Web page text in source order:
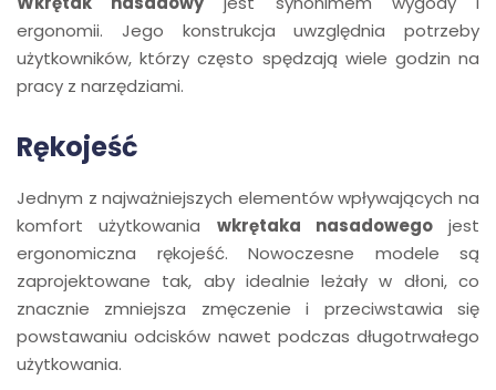
ergonomii. Jego konstrukcja uwzględnia potrzeby
użytkowników, którzy często spędzają wiele godzin na
pracy z narzędziami.
Rękojeść
Jednym z najważniejszych elementów wpływających na
komfort użytkowania wkrętaka nasadowegojest
ergonomiczna rękojeść. Nowoczesne modele są
zaprojektowane tak, aby idealnie leżały w dłoni, co
znacznie zmniejsza zmęczenie i przeciwstawia się
powstawaniu odcisków nawet podczas długotrwałego
użytkowania.